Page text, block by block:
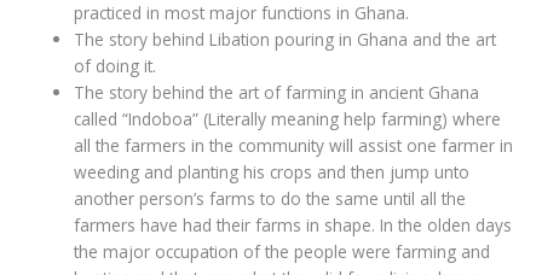
practiced in most major functions in Ghana.
The story behind Libation pouring in Ghana and the art
of doing it.
The story behind the art of farming in ancient Ghana
called “Indoboa” (Literally meaning help farming) where
all the farmers in the community will assist one farmer in
weeding and planting his crops and then jump unto
another person’s farms to do the same until all the
farmers have had their farms in shape. In the olden days
the major occupation of the people were farming and